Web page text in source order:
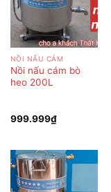
NỒI NẤU CÁM
Nồi nấu cám bò
heo 200L
999.999₫